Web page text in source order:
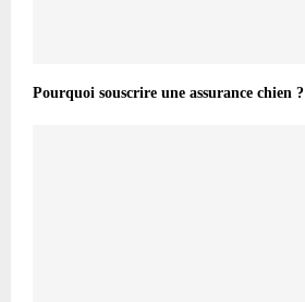
Pourquoi souscrire une assurance chien ?